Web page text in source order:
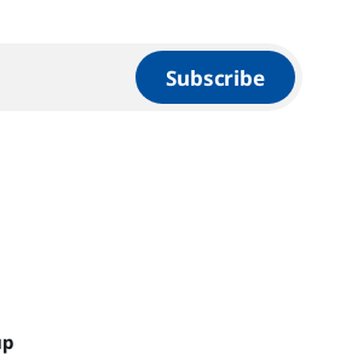
Subscribe